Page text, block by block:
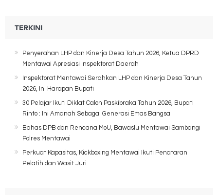
TERKINI
Penyerahan LHP dan Kinerja Desa Tahun 2026, Ketua DPRD
Mentawai Apresiasi Inspektorat Daerah
Inspektorat Mentawai Serahkan LHP dan Kinerja Desa Tahun
2026, Ini Harapan Bupati
30 Pelajar Ikuti Diklat Calon Paskibraka Tahun 2026, Bupati
Rinto : Ini Amanah Sebagai Generasi Emas Bangsa
Bahas DPB dan Rencana MoU, Bawaslu Mentawai Sambangi
Polres Mentawai
Perkuat Kapasitas, Kickboxing Mentawai Ikuti Penataran
Pelatih dan Wasit Juri